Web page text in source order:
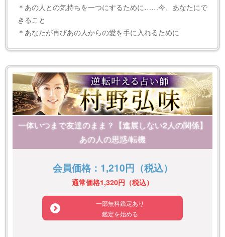
＊あの人との気持ちを一つにするために……今、あなたにで
きること
＊あなたが再びあの人からの愛を手に入れるために
一体いつまで友達のまま？【進展しない2人の関係】
あの人の思惑/転機
会員価格：1,210円（税込）
通常価格1,320円（税込）
一部無料鑑定あり
鑑定を始める